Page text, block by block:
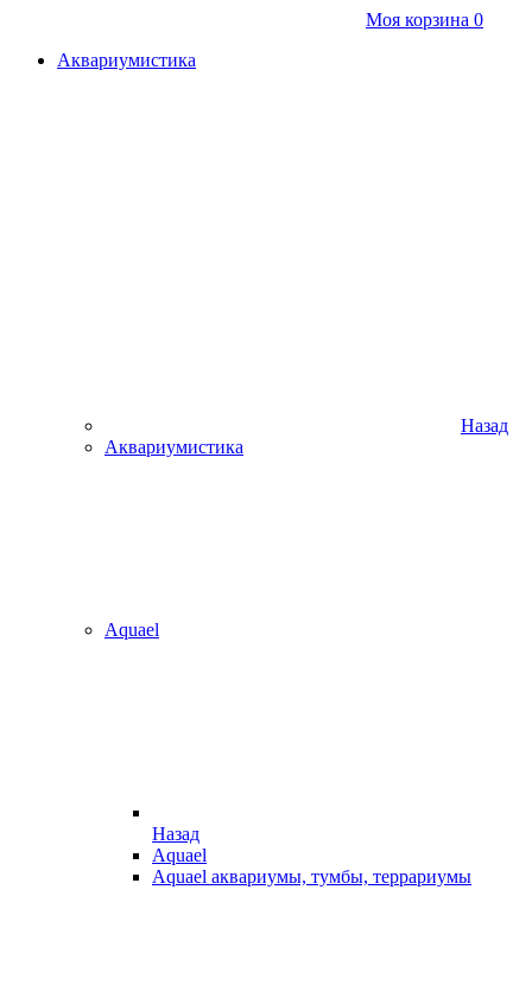
Моя корзина 0
Аквариумистика
Назад
Аквариумистика
Aquael
Назад
Aquael
Aquael аквариумы, тумбы, террариумы